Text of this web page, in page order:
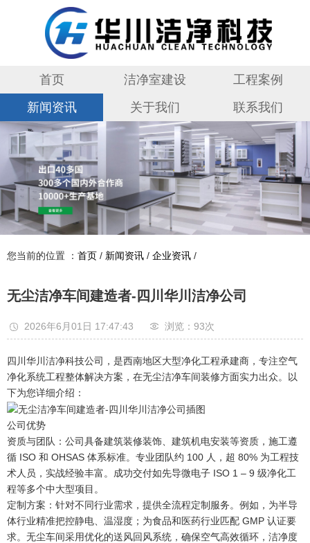
首页 洁净室建设
工程案例
新闻资讯
关于我们 联系我们
您当前的位置 ： 首页 / 新闻资讯 / 企业资讯 /
无尘洁净车间建造者-四川华川洁净公司
2026年6月01日 17:47:43 浏览：93次
四川华川洁净科技公司，是西南地区大型净化工程承建商，专注空气
净化系统工程整体解决方案，在无尘洁净车间装修方面实力出众。以
下为您详细介绍：
‍公司优势
资质与团队：公司具备建筑装修装饰、建筑机电安装等资质，施工遵
循 ISO 和 OHSAS 体系标准。专业团队约 100 人，超 80% 为工程技
术人员，实战经验丰富。成功交付如先导微电子 ISO 1 – 9 级净化工
程等多个中大型项目。
定制方案：针对不同行业需求，提供全流程定制服务。例如，为半导
体行业精准把控静电、温湿度；为食品和医药行业匹配 GMP 认证要
求。无尘车间采用优化的送风回风系统，确保空气高效循环，洁净度